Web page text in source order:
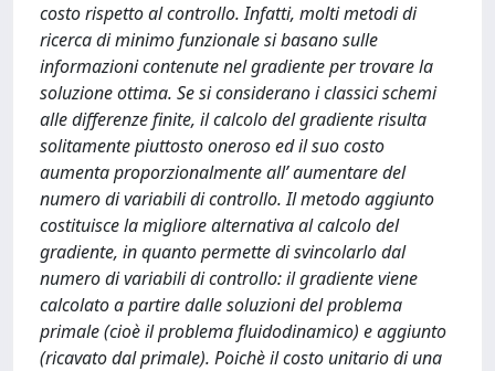
costo rispetto al controllo. Infatti, molti metodi di
ricerca di minimo funzionale si basano sulle
informazioni contenute nel gradiente per trovare la
soluzione ottima. Se si considerano i classici schemi
alle differenze finite, il calcolo del gradiente risulta
solitamente piuttosto oneroso ed il suo costo
aumenta proporzionalmente all’ aumentare del
numero di variabili di controllo. Il metodo aggiunto
costituisce la migliore alternativa al calcolo del
gradiente, in quanto permette di svincolarlo dal
numero di variabili di controllo: il gradiente viene
calcolato a partire dalle soluzioni del problema
primale (cioè il problema fluidodinamico) e aggiunto
(ricavato dal primale). Poichè il costo unitario di una